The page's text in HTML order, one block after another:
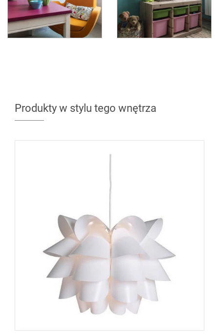
Produkty w stylu tego wnętrza